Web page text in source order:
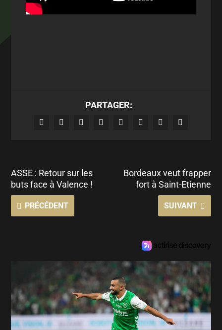
PARTAGER:
ASSE : Retour sur les
buts face à Valence !
PRÉCÉDENT
Bordeaux veut frapper
fort à Saint-Etienne
SUIVANT